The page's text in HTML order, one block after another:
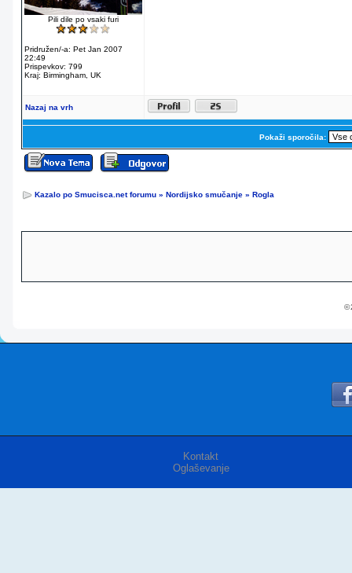
Pili dile po vsaki furi
Pridružen/-a: Pet Jan 2007
22:49
Prispevkov: 799
Kraj: Birmingham, UK
Nazaj na vrh
Pokaži sporočila:
Kazalo po Smucisca.net forumu » Nordijsko smučanje » Rogla
©
Kontakt
Oglaševanje